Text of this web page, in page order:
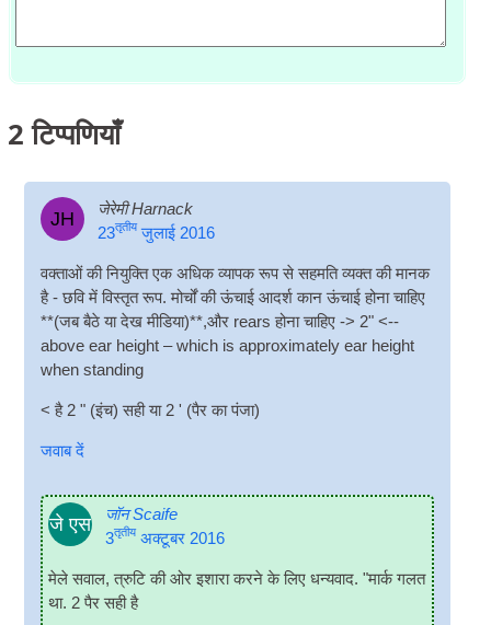
2टिप्पणियाँ
JH
जेरेमी Harnack
23तृतीयजुलाई 2016
वक्ताओं की नियुक्ति एक अधिक व्यापक रूप से सहमति व्यक्त की मानक
है - छवि में विस्तृत रूप. मोर्चों की ऊंचाई आदर्श कान ऊंचाई होना चाहिए
**(जब बैठे या देख मीडिया)**,और rears होना चाहिए -> 2" <--
above ear height – which is approx­im­ately ear height
when standing
< है 2 " (इंच) सही या 2 ' (पैर का पंजा)
जवाब दें
जे एस
जॉन Scaife
3तृतीयअक्टूबर 2016
मेले सवाल, त्रुटि की ओर इशारा करने के लिए धन्यवाद. "मार्क गलत
था. 2 पैर सही है